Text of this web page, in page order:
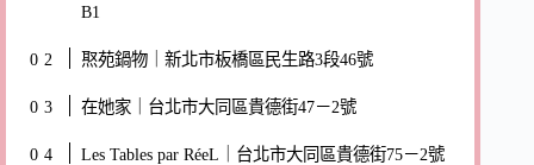
B1
焣苑鍋物｜新北市板橋區民生路3段46號
在她家｜台北市大同區貴德街47－2號
Les Tables par RéeL｜台北市大同區貴德街75－2號